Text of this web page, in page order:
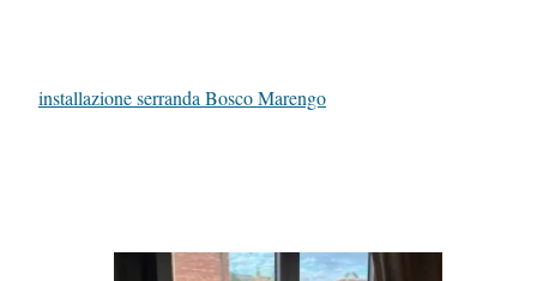
installazione serranda Bosco Marengo